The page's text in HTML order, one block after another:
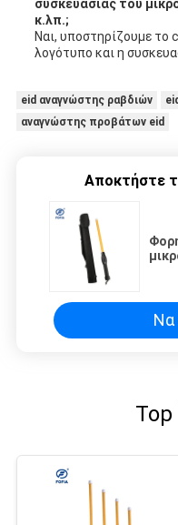
συσκευασίας του
κ.λπ.;
Ναι, υποστηρίζουμε το
λογότυπο και η
eid αναγνώστης ραβδιών
αναγνώστης προβάτων eid
Αποκτήστε
Να
Top